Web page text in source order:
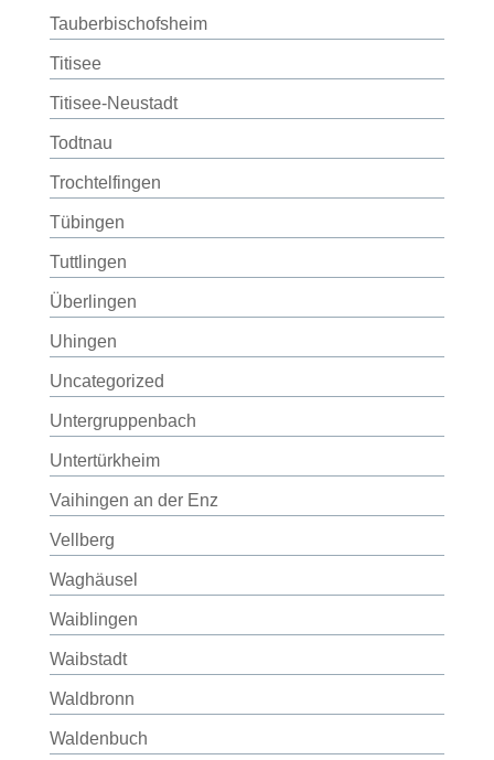
Tauberbischofsheim
Titisee
Titisee-Neustadt
Todtnau
Trochtelfingen
Tübingen
Tuttlingen
Überlingen
Uhingen
Uncategorized
Untergruppenbach
Untertürkheim
Vaihingen an der Enz
Vellberg
Waghäusel
Waiblingen
Waibstadt
Waldbronn
Waldenbuch